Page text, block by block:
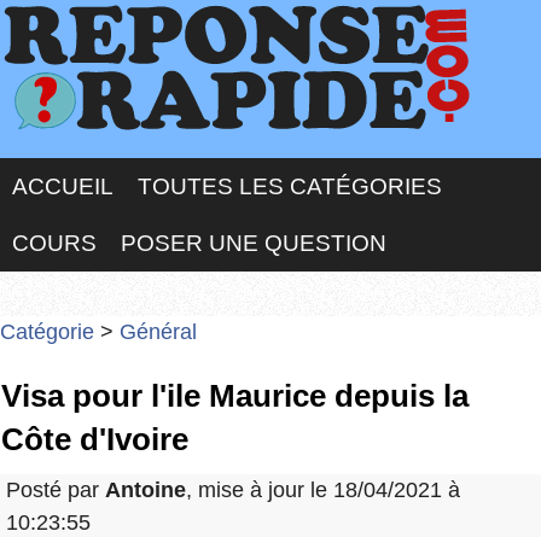
ACCUEIL TOUTES LES CATÉGORIES
COURS POSER UNE QUESTION
Catégorie > Général
Visa pour l'ile Maurice depuis la
Côte d'Ivoire
Posté par Antoine, mise à jour le 18/04/2021 à
10:23:55